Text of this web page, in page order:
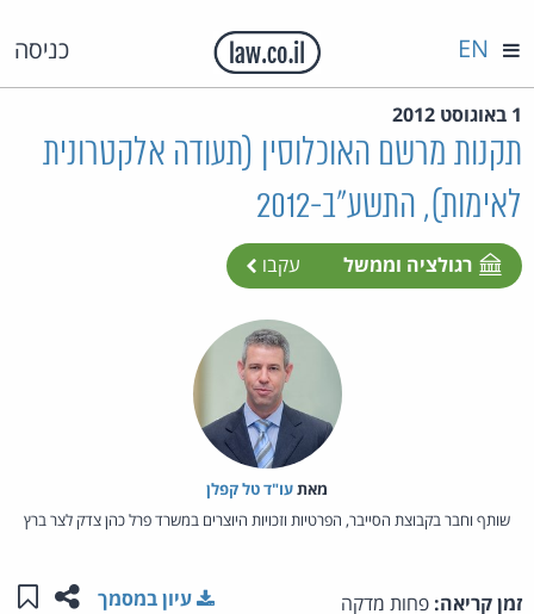
כניסה EN
1 באוגוסט 2012
תקנות מרשם האוכלוסין (תעודה אלקטרונית
לאימות), התשע"ב-2012
רגולציה וממשל עקבו
מאת‏עו"ד טל קפלן
שותף וחבר בקבוצת הסייבר, הפרטיות וזכויות היוצרים במשרד פרל כהן צדק לצר ברץ
זמן קריאה: פחות מדקה שתפו עיון במסמך